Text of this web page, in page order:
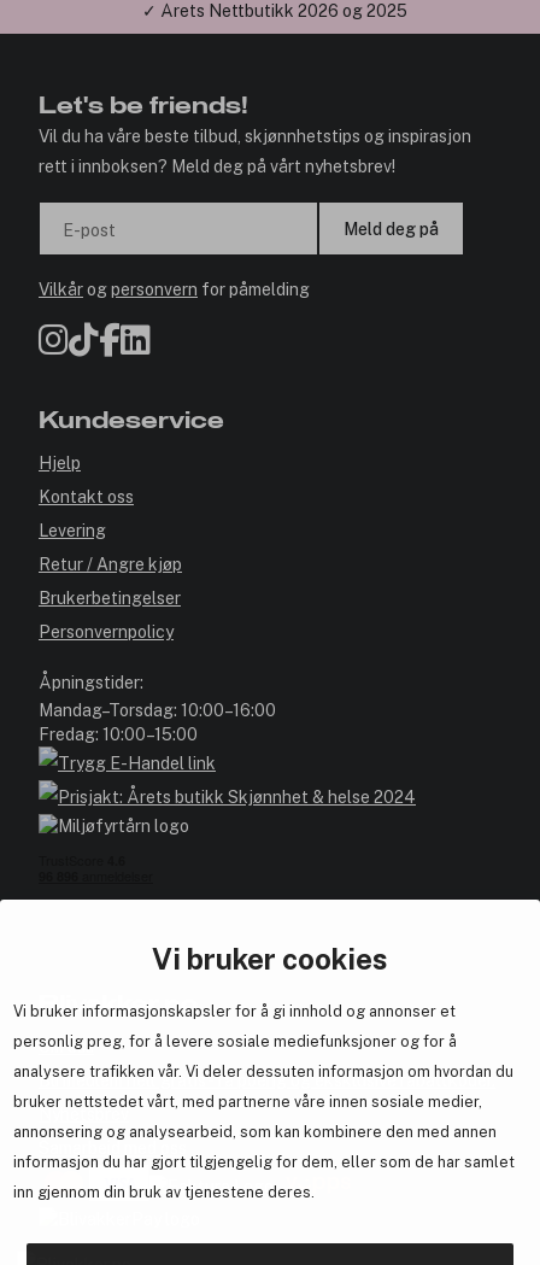
Vi bruker cookies
Vi bruker informasjonskapsler for å gi innhold og annonser et
personlig preg, for å levere sosiale mediefunksjoner og for å
analysere trafikken vår. Vi deler dessuten informasjon om hvordan du
bruker nettstedet vårt, med partnerne våre innen sosiale medier,
annonsering og analysearbeid, som kan kombinere den med annen
informasjon du har gjort tilgjengelig for dem, eller som de har samlet
inn gjennom din bruk av tjenestene deres.
✓ Årets Nettbutikk 2026 og 2025
Let's be friends!
Vil du ha våre beste tilbud, skjønnhetstips og inspirasjon
rett i innboksen? Meld deg på vårt nyhetsbrev!
E-post Meld deg på
Vilkårogpersonvern for påmelding
Kundeservice
Hjelp
Kontakt oss
Levering
Retur / Angre kjøp
Brukerbetingelser
Personvernpolicy
Åpningstider:
Mandag–Torsdag: 10:00–16:00
Fredag: 10:00–15:00
Blivakker.no
Om oss
Bli medlem helt gratis - få poeng og eksklusive rabattkoder.